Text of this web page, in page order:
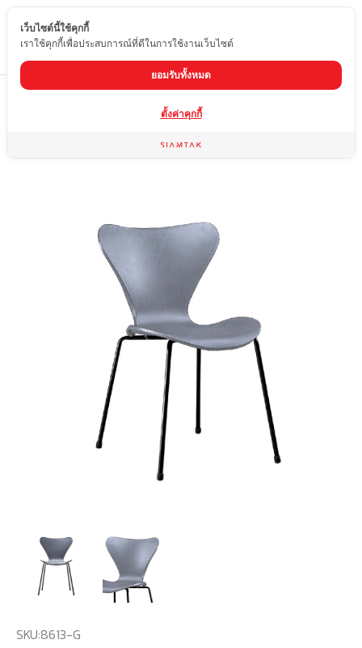
TH
สินค้า เก้าอี้
SKU:8613-G
เว็บไซต์นี้ใช้คุกกี้
เราใช้คุกกี้เพื่อประสบการณ์ที่ดีในการใช้งานเว็บไซต์
ยอมรับทั้งหมด
ตั้งค่าคุกกี้